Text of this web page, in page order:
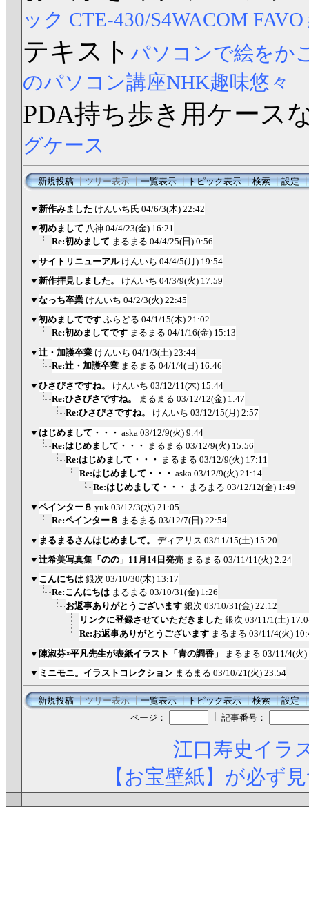
ック CTE-430/S4WACOM
テキスト パソコンで絵をか
のパソコン講座NHK趣味悠々
PDA持ち歩き用ケース
グケース
新規投稿┃ツリー表示┃一覧表示┃トピック表示┃検索┃設定
▼ 新作みました けんいち氏 04/6/3(木) 22:42
▼ 初めまして 八神 04/4/23(金) 16:21
Re:初めまして まるまる 04/4/25(日) 0:56
▼ サイトリニューアル けんいち 04/4/5(月) 19:54
▼ 新作拝見しました。 けんいち 04/3/9(火) 17:59
▼ なっち卒業 けんいち 04/2/3(火) 22:45
▼ 初めましてです ふらどる 04/1/15(木) 21:02
Re:初めましてです まるまる 04/1/16(金) 15:13
▼ 辻・加護卒業 けんいち 04/1/3(土) 23:44
Re:辻・加護卒業 まるまる 04/1/4(日) 16:46
▼ ひさびさですね。 けんいち 03/12/11(木) 15:44
Re:ひさびさですね。
まるまる 03/12/12(金) 1:47
Re:ひさびさですね。
けんいち 03/12/15(月) 2:57
▼ はじめまして・・・ aska 03/12/9(火) 9:44
Re:はじめまして・・・ まるまる 03/12/9(火) 15:56
Re:はじめまして・・・ まるまる 03/12/9(火) 17:11
Re:はじめまして・・・ aska 03/12/9(火) 21:14
Re:はじめまして・・・ まるまる 03/12/12(金) 1:49
▼ ペインター８ yuk 03/12/3(水) 21:05
Re:ペインター８ まるまる 03/12/7(日) 22:54
▼ まるまるさんはじめまして。 ディアリス 03/11/15(土) 15:20
▼ 辻希美写真集「のの」11月14日発売 まるまる 03/11/11(火) 2:24
▼ こんにちは 銀次 03/10/30(木) 13:17
Re:こんにちは まるまる 03/10/31(金) 1:26
お返事ありがとうございます 銀次 03/10/31(金) 22:12
リンクに登録させていただきました 銀次 03/11/1(土)
Re:お返事ありがとうございます まるまる 03/11/4(火)
▼ 陳淑芬×平凡先生が表紙イラスト「青の調香」 まるまる 03/11/4(火)
▼ ミニモニ。イラストコレクション まるまる 03/10/21(火) 23:54
新規投稿┃ツリー表示┃一覧表示┃トピック表示┃検索┃設定
ページ：
記事番号：
江口寿史イラ
【お宝壁紙】が必ず